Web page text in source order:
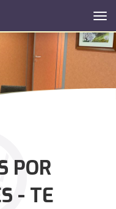
POR
- TE